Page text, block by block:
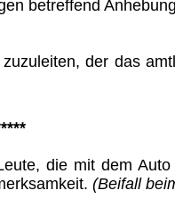
betreffend
der das
die mit dem
(Beifall